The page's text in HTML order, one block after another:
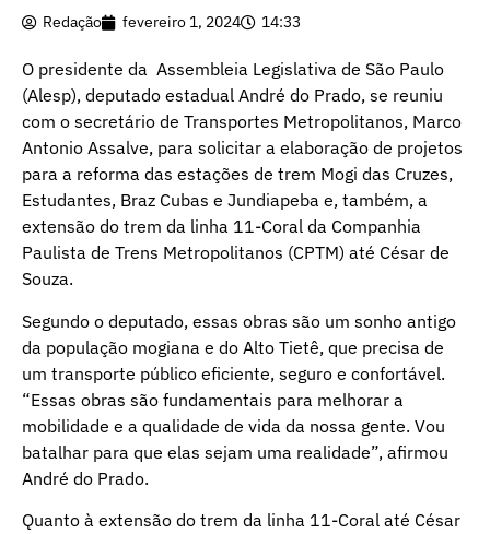
Redação fevereiro 1, 2024 14:33
O presidente da Assembleia Legislativa de São Paulo
(Alesp), deputado estadual André do Prado, se reuniu
com o secretário de Transportes Metropolitanos, Marco
Antonio Assalve, para solicitar a elaboração de projetos
para a reforma das estações de trem Mogi das Cruzes,
Estudantes, Braz Cubas e Jundiapeba e, também, a
extensão do trem da linha 11-Coral da Companhia
Paulista de Trens Metropolitanos (CPTM) até César de
Souza.
Segundo o deputado, essas obras são um sonho antigo
da população mogiana e do Alto Tietê, que precisa de
um transporte público eficiente, seguro e confortável.
“Essas obras são fundamentais para melhorar a
mobilidade e a qualidade de vida da nossa gente. Vou
batalhar para que elas sejam uma realidade”, afirmou
André do Prado.
Quanto à extensão do trem da linha 11-Coral até César